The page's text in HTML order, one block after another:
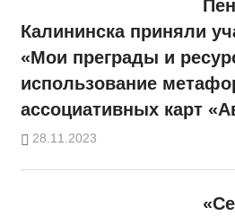
Калининска приняли
«Мои преграды и
использование
ассоциативных карт
28.11.2023